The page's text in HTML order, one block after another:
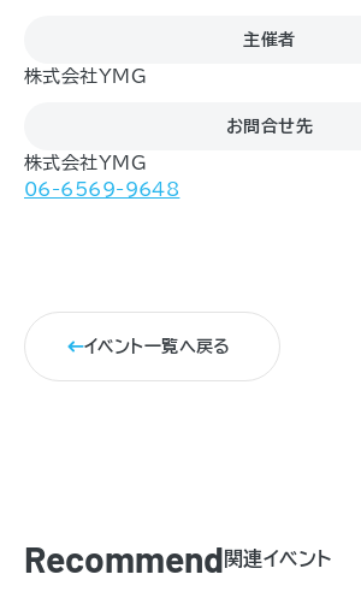
主催者
株式会社YMG
お問合せ先
株式会社YMG
06-6569-9648
イベント一覧へ戻る
Recommend関連イベント